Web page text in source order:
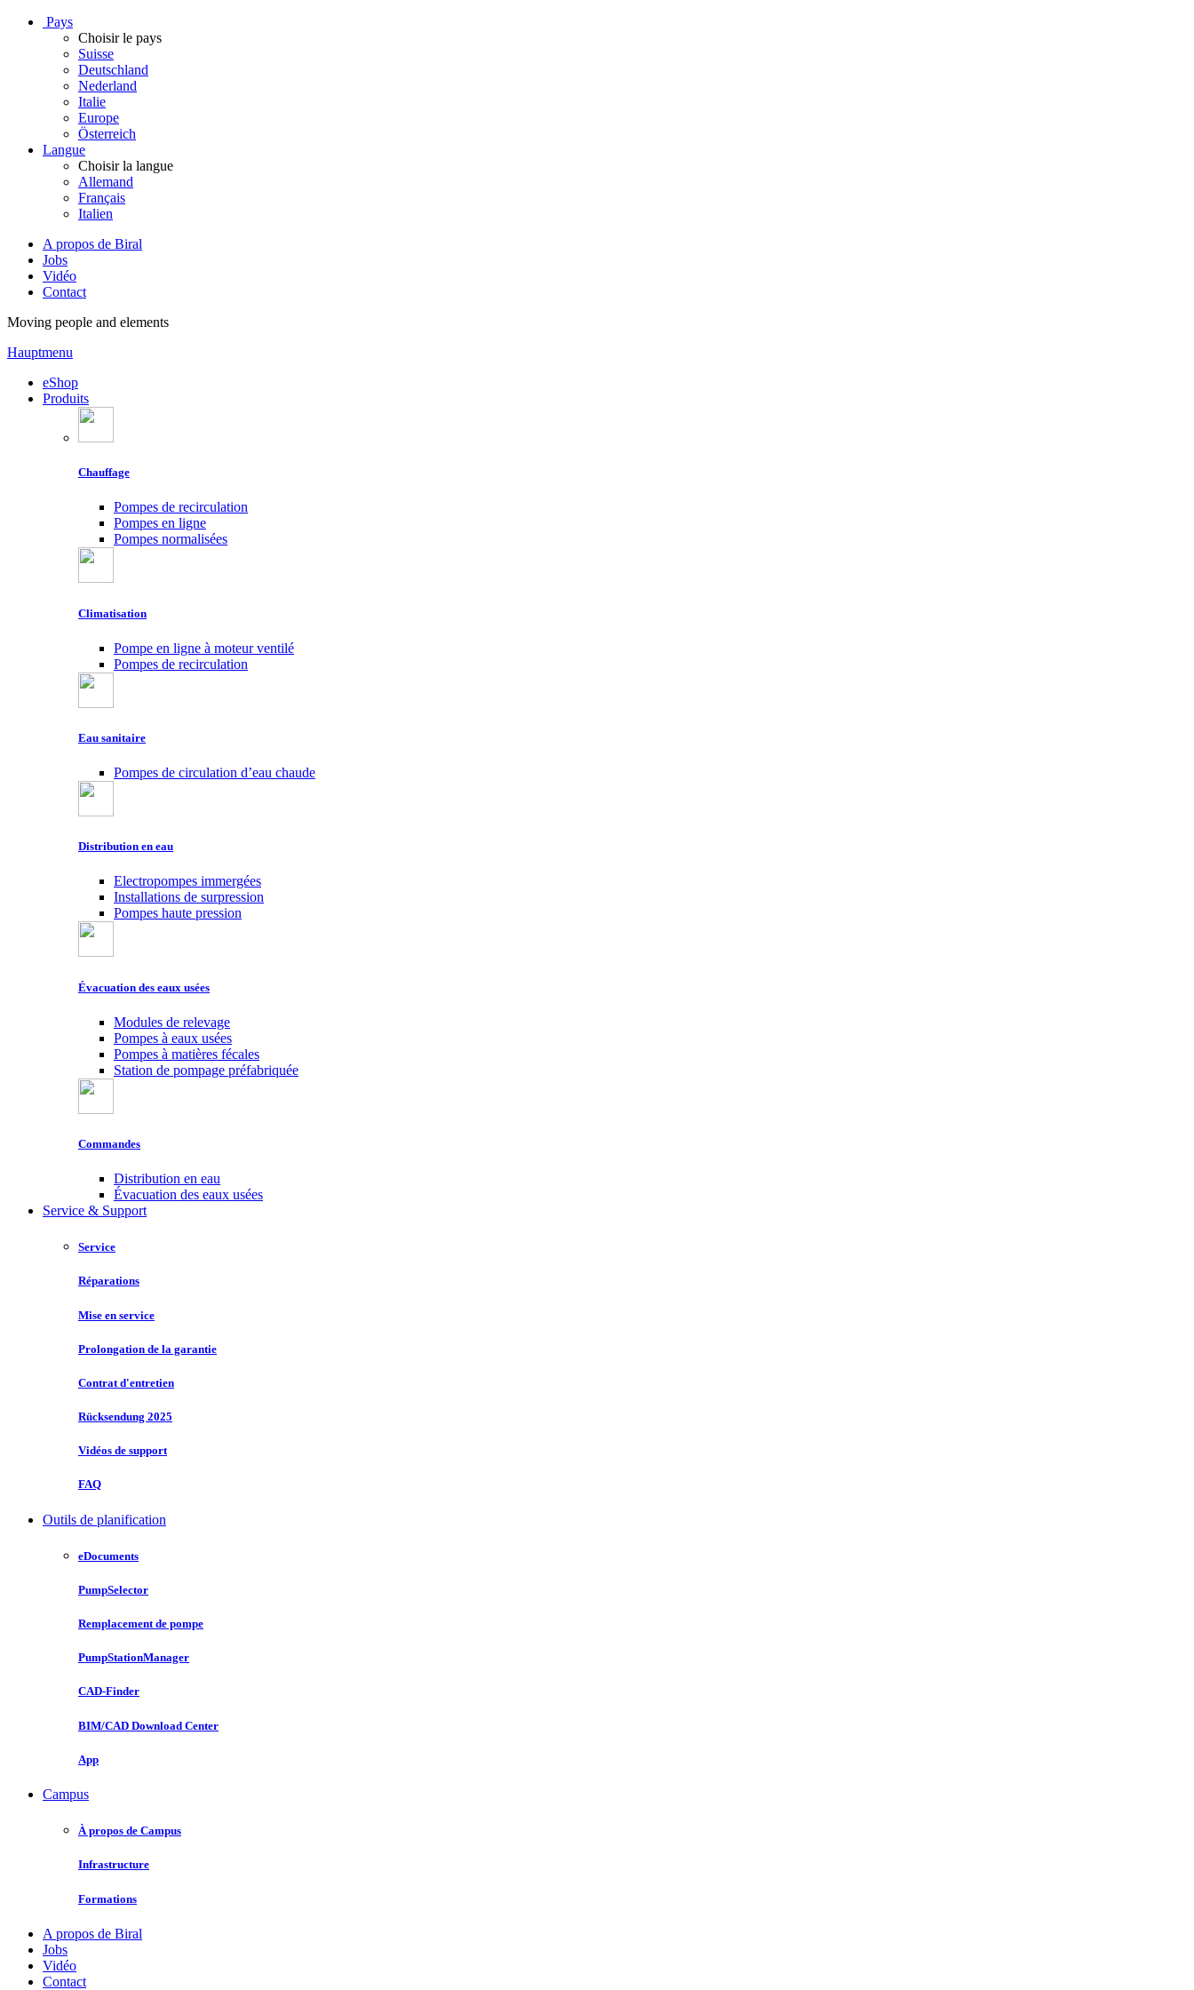
Pays
Choisir le pays
Suisse
Deutschland
Nederland
Italie
Europe
Österreich
Langue
Choisir la langue
Allemand
Français
Italien
A propos de Biral
Jobs
Vidéo
Contact
Moving people and elements
Hauptmenu
eShop
Produits
Chauffage
Pompes de recirculation
Pompes en ligne
Pompes normalisées
Climatisation
Pompe en ligne à moteur ventilé
Pompes de recirculation
Eau sanitaire
Pompes de circulation d’eau chaude
Distribution en eau
Electropompes immergées
Installations de surpression
Pompes haute pression
Évacuation des eaux usées
Modules de relevage
Pompes à eaux usées
Pompes à matières fécales
Station de pompage préfabriquée
Commandes
Distribution en eau
Évacuation des eaux usées
Service & Support
Service
Réparations
Mise en service
Prolongation de la garantie
Contrat d'entretien
Rücksendung 2025
Vidéos de support
FAQ
Outils de planification
eDocuments
PumpSelector
Remplacement de pompe
PumpStationManager
CAD-Finder
BIM/CAD Download Center
App
Campus
À propos de Campus
Infrastructure
Formations
A propos de Biral
Jobs
Vidéo
Contact